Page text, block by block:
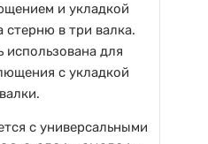
и укладкой
в три валка.
для
с укладкой
с универсальными